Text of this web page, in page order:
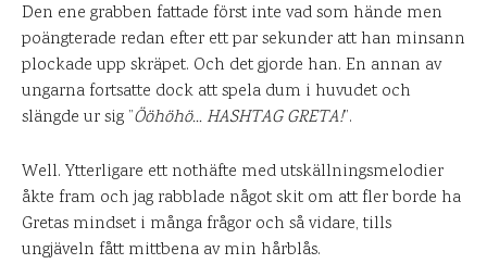
Den ene grabben fattade först inte vad som hände men
poängterade redan efter ett par sekunder att han minsann
plockade upp skräpet. Och det gjorde han. En annan av
ungarna fortsatte dock att spela dum i huvudet och
slängde ur sig ”Ööhöhö… HASHTAG GRETA!”.
Well. Ytterligare ett nothäfte med utskällningsmelodier
åkte fram och jag rabblade något skit om att fler borde ha
Gretas mindset i många frågor och så vidare, tills
ungjäveln fått mittbena av min hårblås.